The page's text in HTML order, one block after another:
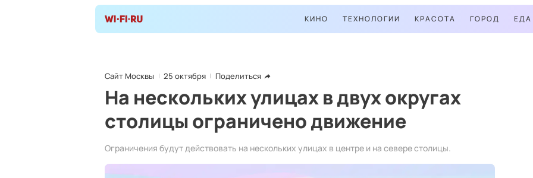
КИНО ТЕХНОЛОГИИ КРАСОТА ГОРОД ЕДА
Сайт Москвы 25 октября Поделиться
На нескольких улицах в двух округах
столицы ограничено движение
Ограничения будут действовать на нескольких улицах в центре и на севере столицы.